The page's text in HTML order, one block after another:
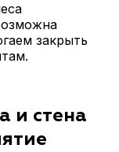
закрыть
и стена